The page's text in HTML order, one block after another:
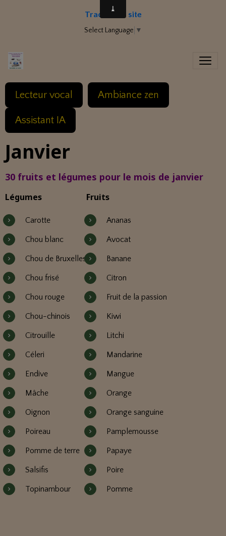
Traduire le site
Select Language ▼
Lecteur vocal Ambiance zen
Assistant IA
Janvier
30 fruits et légumes pour le mois de janvier
Légumes
Carotte
Chou blanc
Chou de Bruxelles
Chou frisé
Chou rouge
Chou-chinois
Citrouille
Céleri
Endive
Mâche
Oignon
Poireau
Pomme de terre
Salsifis
Topinambour
Fruits
Ananas
Avocat
Banane
Citron
Fruit de la passion
Kiwi
Litchi
Mandarine
Mangue
Orange
Orange sanguine
Pamplemousse
Papaye
Poire
Pomme